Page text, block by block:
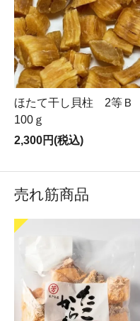
ほたて干し貝柱 2等Ｂ
100ｇ
2,300円(税込)
売れ筋商品